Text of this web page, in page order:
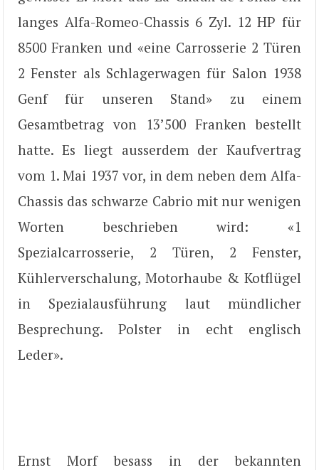
langes Alfa-Romeo-Chassis 6 Zyl. 12 HP für
8500 Franken und «eine Carrosserie 2 Türen
2 Fenster als Schlagerwagen für Salon 1938
Genf für unseren Stand» zu einem
Gesamtbetrag von 13’500 Franken bestellt
hatte. Es liegt ausserdem der Kaufvertrag
vom 1. Mai 1937 vor, in dem neben dem Alfa-
Chassis das schwarze Cabrio mit nur wenigen
Worten beschrieben wird: «1
Spezialcarrosserie, 2 Türen, 2 Fenster,
Kühlerverschalung, Motorhaube & Kotflügel
in Spezialausführung laut mündlicher
Besprechung. Polster in echt englisch
Leder».
Ernst Morf besass in der bekannten